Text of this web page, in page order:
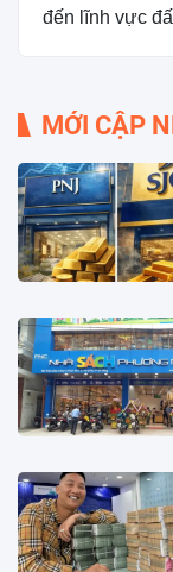
đến lĩnh vực
MỚI CẬP